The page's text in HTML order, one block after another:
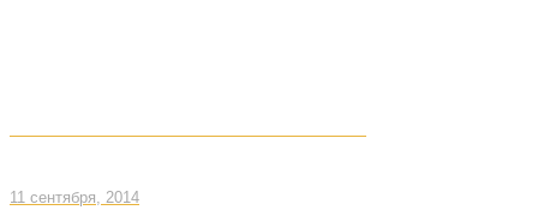
11 сентября, 2014